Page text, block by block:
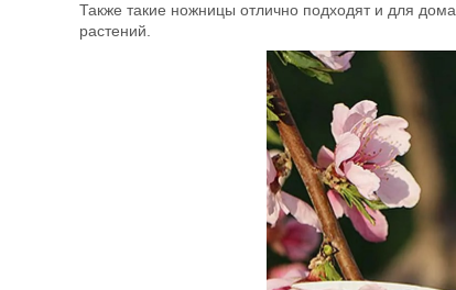
Также такие ножницы отлично подходят и для
растений.